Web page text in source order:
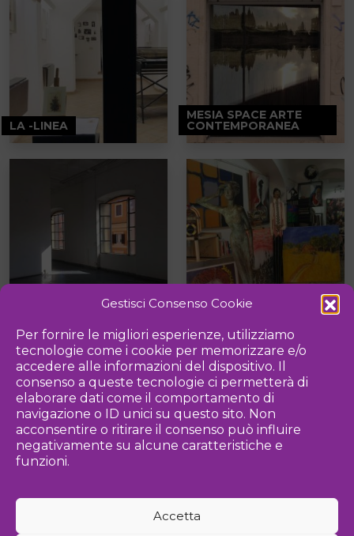
Gestisci Consenso Cookie
Per fornire le migliori esperienze, utilizziamo
tecnologie come i cookie per memorizzare e/o
accedere alle informazioni del dispositivo. Il
consenso a queste tecnologie ci permetterà di
elaborare dati come il comportamento di
navigazione o ID unici su questo sito. Non
acconsentire o ritirare il consenso può influire
negativamente su alcune caratteristiche e
funzioni.
Accetta
LA -LINEA
MESIA SPACE ARTE
CONTEMPORANEA
NUMERO CROMATICO O-A-C MARGUTTA 59B